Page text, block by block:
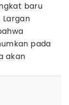
baru
pada
akan